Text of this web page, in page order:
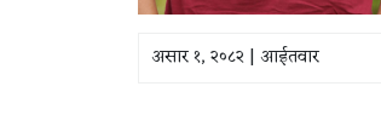
असार १, २०८२ | आईतवार